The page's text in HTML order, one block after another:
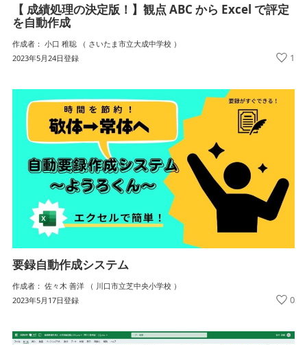
【 成績処理の決定版！】観点 ABC から Excel で評定
を自動作成
作成者： 小口 稚聡 （ さいたま市立大成中学校 ）
2023年5月24日登録
1
要録自動作成システム
作成者： 佐々木 善洋 （ 川口市立芝中央小学校 ）
2023年5月17日登録
0